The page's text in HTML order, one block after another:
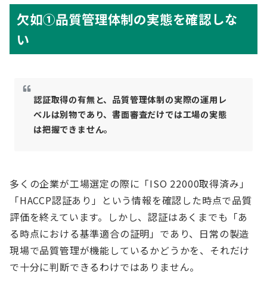
欠如①品質管理体制の実態を確認しな
い
認証取得の有無と、品質管理体制の実際の運用レ
ベルは別物であり、書面審査だけでは工場の実態
は把握できません。
多くの企業が工場選定の際に「ISO 22000取得済み」
「HACCP認証あり」という情報を確認した時点で品質
評価を終えています。しかし、認証はあくまでも「あ
る時点における基準適合の証明」であり、日常の製造
現場で品質管理が機能しているかどうかを、それだけ
で十分に判断できるわけではありません。